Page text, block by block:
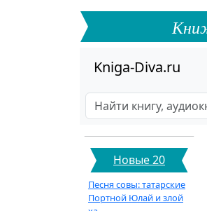
Kniga-Diva.ru
Новые 20
Песня совы: татарские
Портной Юлай и злой